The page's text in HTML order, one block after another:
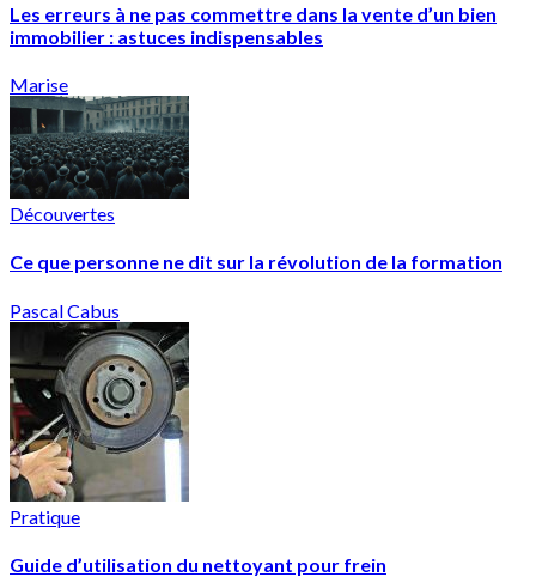
Les erreurs à ne pas commettre dans la vente d’un bien
immobilier : astuces indispensables
Marise
Découvertes
Ce que personne ne dit sur la révolution de la formation
Pascal Cabus
Pratique
Guide d’utilisation du nettoyant pour frein